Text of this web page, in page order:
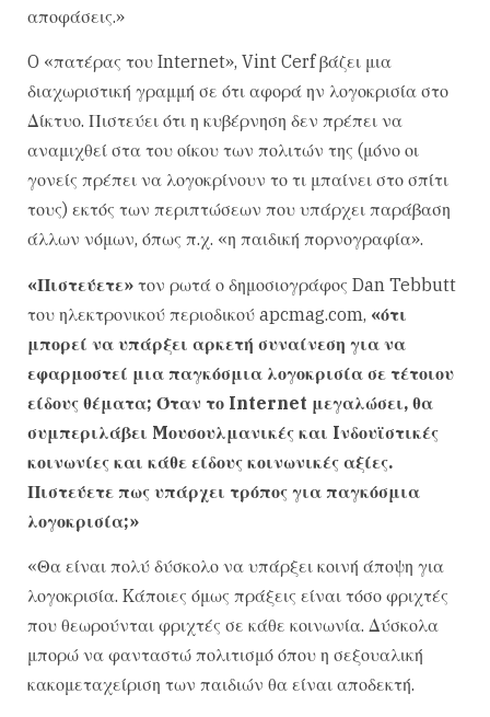
αποφάσεις.»
O «πατέρας του Internet», Vint Cerf βάζει μια
διαχωριστική γραμμή σε ότι αφορά ην λογοκρισία στο
Δίκτυο. Πιστεύει ότι η κυβέρνηση δεν πρέπει να
αναμιχθεί στα του οίκου των πολιτών της (μόνο οι
γονείς πρέπει να λογοκρίνουν το τι μπαίνει στο σπίτι
τους) εκτός των περιπτώσεων που υπάρχει παράβαση
άλλων νόμων, όπως π.χ. «η παιδική πορνογραφία».
«Πιστεύετε» τον ρωτά ο δημοσιογράφος Dan Tebbutt
του ηλεκτρονικού περιοδικού apcmag.com, «ότι
μπορεί να υπάρξει αρκετή συναίνεση για να
εφαρμοστεί μια παγκόσμια λογοκρισία σε τέτοιου
είδους θέματα; Όταν το Internet μεγαλώσει, θα
συμπεριλάβει Mουσουλμανικές και Iνδουϊστικές
κοινωνίες και κάθε είδους κοινωνικές αξίες.
Πιστεύετε πως υπάρχει τρόπος για παγκόσμια
λογοκρισία;»
«Θα είναι πολύ δύσκολο να υπάρξει κοινή άποψη για
λογοκρισία. Kάποιες όμως πράξεις είναι τόσο φριχτές
που θεωρούνται φριχτές σε κάθε κοινωνία. Δύσκολα
μπορώ να φανταστώ πολιτισμό όπου η σεξουαλική
κακομεταχείριση των παιδιών θα είναι αποδεκτή.